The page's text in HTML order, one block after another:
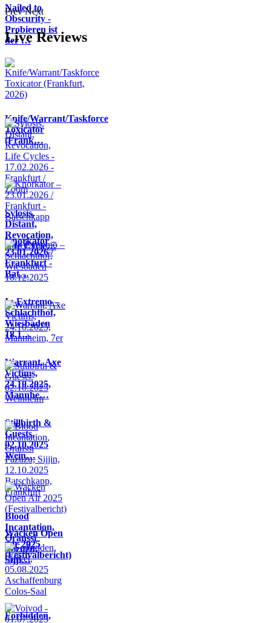
Nailed to
Obscurity -
Probieren ist
der …
Prev Next
Live Reviews
Knife/Warrant/Taskforce
Toxicator
(Frank…
Sylosis,
Distant,
Revocation,
Life Cycle…
Knorkator –
23.01.2026 /
Frankfurt -
Bat…
In Extremo –
Schlachthof,
Wiesbaden
18.1…
Warrant, Axe
Victims,
24.10.2025,
Mannhe…
Stillbirth &
Guests,
02.10.2025
Wein…
Blood
Incantation,
Oranssi
Pazuzu,
Sijji…
Wacken Open
Air 2025
(Festivalbericht)
Forbidden,